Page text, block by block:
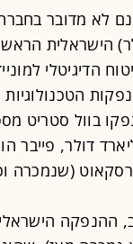
לא מדובר בחברת
הדיגיטלי
(שנמכרה וכבר
ההנפקה